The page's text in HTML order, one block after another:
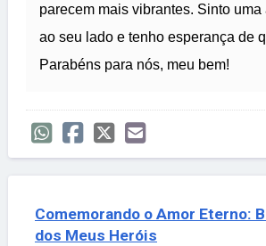
parecem mais vibrantes. Sinto
ao seu lado e tenho esperança de
Parabéns para nós, meu bem!
Comemorando o Amor Eterno:
dos Meus Heróis